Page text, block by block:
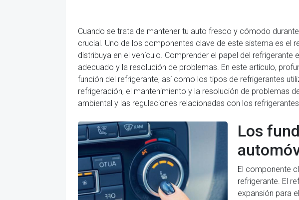
Cuando se trata de mantener tu auto fresco y cómodo
crucial. Uno de los componentes clave de este sistema es el
distribuya en el vehículo. Comprender el papel del
adecuado y la resolución de problemas. En este artículo,
función del refrigerante, así como los tipos de refrigerantes
refrigeración, el mantenimiento y la resolución de problemas
ambiental y las regulaciones relacionadas con los
Los
El componente
refrigerante. El
expansión para